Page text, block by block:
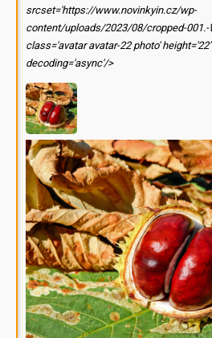
srcset='https://www.novinkyin.cz/wp-
content/uploads/2023/08/cropped-001.-
class='avatar avatar-22 photo'
decoding='async'/>